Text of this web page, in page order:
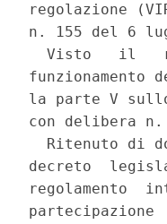
regolazione
n. 155 del 6
Visto   il
la parte V
con delibera
Ritenuto di
decreto
regolamento